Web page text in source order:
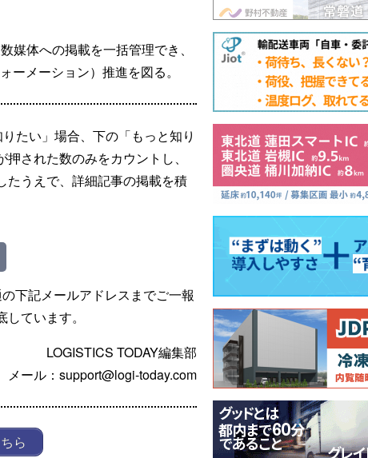
媒体への掲載を一括管理でき、
ーメーション）推進を図る。
たい」場合、下の「もっと知り
された数のみをカウントし、
たうえで、詳細記事の掲載を積
下記メールアドレスまでご一報
ています。
LOGISTICS TODAY編集部
メール：support@logi-today.com
ら